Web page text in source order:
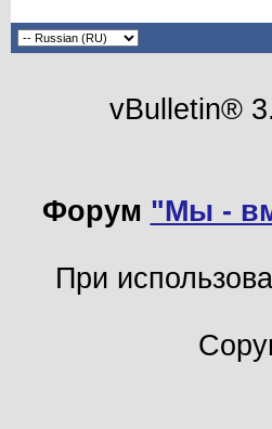
vBulletin®
Форум "Мы -
При